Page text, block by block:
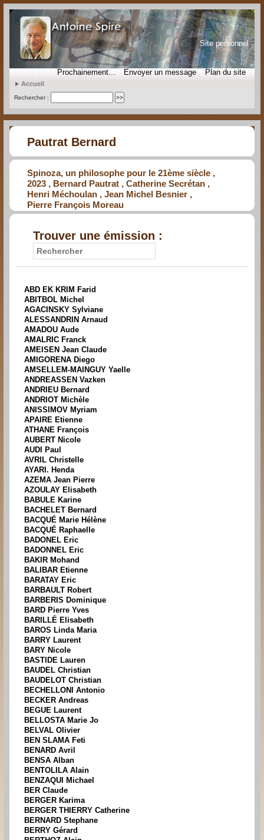
Site personnel
Prochainement... Envoyer un message Plan du site
Accueil
Rechercher :
Pautrat Bernard
Spinoza, un philosophe pour le 21ème siècle ,
2023 , Bernard Pautrat , Catherine Secrétan ,
Henri Méchoulan , Jean Michel Besnier ,
Pierre François Moreau
Trouver une émission :
ABD EK KRIM Farid
ABITBOL Michel
AGACINSKY Sylviane
ALESSANDRIN Arnaud
AMADOU Aude
AMALRIC Franck
AMEISEN Jean Claude
AMIGORENA Diego
AMSELLEM-MAINGUY Yaelle
ANDREASSEN Vazken
ANDRIEU Bernard
ANDRIOT Michèle
ANISSIMOV Myriam
APAIRE Etienne
ATHANE François
AUBERT Nicole
AUDI Paul
AVRIL Christelle
AYARI. Henda
AZEMA Jean Pierre
AZOULAY Elisabeth
BABULE Karine
BACHELET Bernard
BACQUÉ Marie Hélène
BACQUÉ Raphaelle
BADONEL Eric
BADONNEL Eric
BAKIR Mohand
BALIBAR Etienne
BARATAY Eric
BARBAULT Robert
BARBERIS Dominique
BARD Pierre Yves
BARILLÉ Elisabeth
BAROS Linda Maria
BARRY Laurent
BARY Nicole
BASTIDE Lauren
BAUDEL Christian
BAUDELOT Christian
BECHELLONI Antonio
BECKER Andreas
BEGUE Laurent
BELLOSTA Marie Jo
BELVAL Olivier
BEN SLAMA Feti
BENARD Avril
BENSA Alban
BENTOLILA Alain
BENZAQUI Michael
BER Claude
BERGER Karima
BERGER THIERRY Catherine
BERNARD Stephane
BERRY Gérard